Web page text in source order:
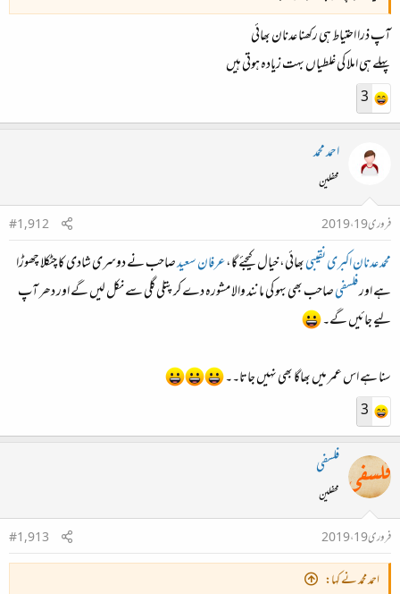
آپ ذرا احتیاط ہی رکھنا عدنان بھائی
پہلے ہی املا کی غلطیاں بہت زیادہ ہوتی ہیں
3
احمد محمد
محفلین
فروری 19، 2019
#1,912
محمد عدنان اکبری نقیبیبھائی، خیال کیجئے گا،عرفان سعیدصاحب نے دوسری شادی کا چٹکلا چھوڑا
ہے اورفلسفیصاحب بھی بہو کی مانند والا مشورہ دے کر پتلی گلی سے نکل لیں گے اور دھر آپ
لیے جائیں گے۔
سنا ہے اس عمر میں بھاگا بھی نہیں جاتا۔۔
3
فلسفی
محفلین
فروری 19، 2019
#1,913
احمد محمد نے کہا: